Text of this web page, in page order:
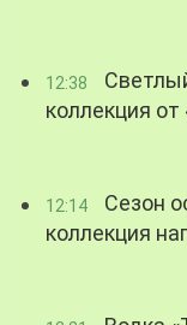
12:38
коллекция
12:14
Сезон
коллекция